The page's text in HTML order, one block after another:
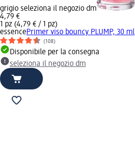
grigio seleziona il negozio dm
4,79 €
1 pz (4,79 € / 1 pz)
essencePrimer viso bouncy PLUMP, 30 ml
(108)
Disponibile per la consegna
seleziona il negozio dm